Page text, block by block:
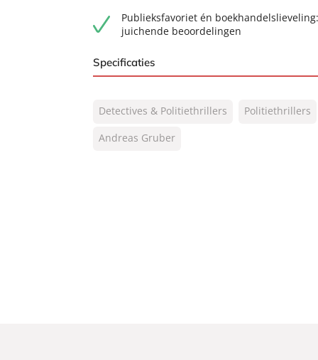
Publieksfavoriet én
juichende beoordelingen
Specificaties
NUR:
332
Type:
Detectives & Politiethrillers Politiethrillers
Andreas Gruber